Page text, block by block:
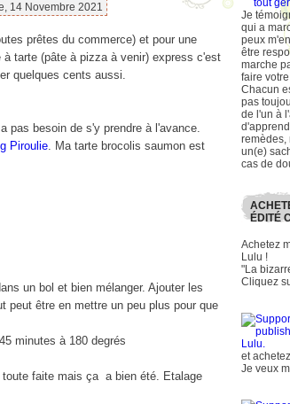
14 Novembre 2021
prêtes du commerce) et pour une
tarte (pâte à pizza à venir) express c'est
quelques cents aussi.
pas besoin de s'y prendre à l'avance.
Piroulie. Ma tarte brocolis saumon est
un bol et bien mélanger. Ajouter les
peut être en mettre un peu plus pour que
minutes à 180 degrés
faite mais ça a bien été. Etalage
Je
qui a
peux
être
marche
faire
Chacun
pas
de l'un à
remèdes,
un(e)
cas de
ÉDITÉ
Achetez
Lulu !
"La
Cliquez
et
Je veux